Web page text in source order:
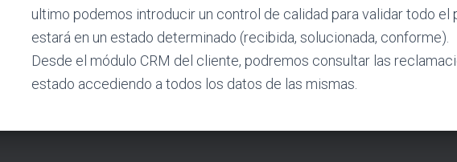
ultimo podemos introducir un control de calidad para validar todo el
estará en un estado determinado (recibida, solucionada, conforme).
Desde el módulo CRM del cliente, podremos consultar las
estado accediendo a todos los datos de las mismas.